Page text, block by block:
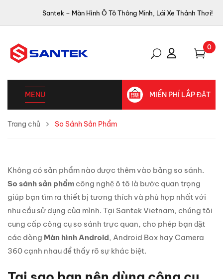
Santek – Màn Hình Ô Tô Thông Minh, Lái Xe Thảnh Thơi!
0
MENU MIỄN PHÍ LẮP ĐẶT
Trang chủ So Sánh Sản Phẩm
Không có sản phẩm nào được thêm vào bảng so sánh.
So sánh sản phẩm công nghệ ô tô là bước quan trọng
giúp bạn tìm ra thiết bị tương thích và phù hợp nhất với
nhu cầu sử dụng của mình. Tại Santek Vietnam, chúng tôi
cung cấp công cụ so sánh trực quan, cho phép bạn đặt
các dòng Màn hình Android, Android Box hay Camera
360 cạnh nhau để thấy rõ sự khác biệt.